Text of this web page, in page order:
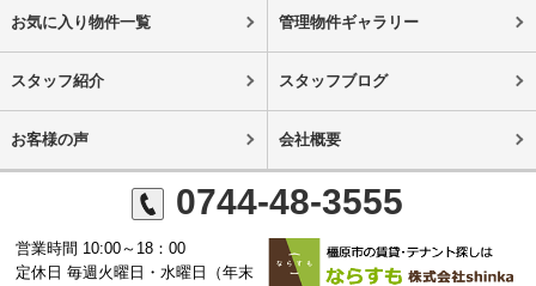
お気に入り物件一覧 管理物件ギャラリー
スタッフ紹介 スタッフブログ
お客様の声 会社概要
0744-48-3555
営業時間 10:00～18：00
定休日 毎週火曜日・水曜日（年末